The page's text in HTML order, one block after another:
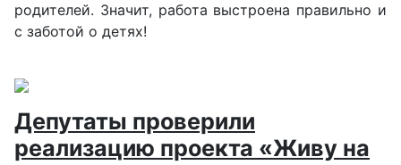
родителей. Значит, работа выстроена правильно и
с заботой о детях!
Депутаты проверили
реализацию проекта «Живу на